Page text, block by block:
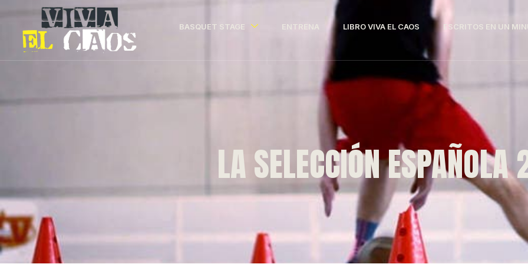
BASQUET STAGE ENTRENA LIBRO VIVA EL CAOS ESCRITOS EN UN
LA SELECCIÓN ESPAÑOLA